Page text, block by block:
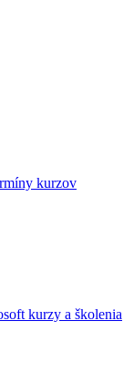
kurzov
kurzy a školenia